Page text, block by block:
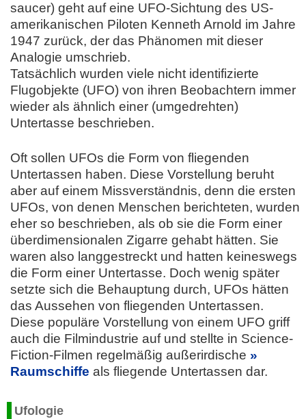
saucer) geht auf eine UFO-Sichtung des US-
amerikanischen Piloten Kenneth Arnold im Jahre
1947 zurück, der das Phänomen mit dieser
Analogie umschrieb.
Tatsächlich wurden viele nicht identifizierte
Flugobjekte (UFO) von ihren Beobachtern immer
wieder als ähnlich einer (umgedrehten)
Untertasse beschrieben.
Oft sollen UFOs die Form von fliegenden
Untertassen haben. Diese Vorstellung beruht
aber auf einem Missverständnis, denn die ersten
UFOs, von denen Menschen berichteten, wurden
eher so beschrieben, als ob sie die Form einer
überdimensionalen Zigarre gehabt hätten. Sie
waren also langgestreckt und hatten keineswegs
die Form einer Untertasse. Doch wenig später
setzte sich die Behauptung durch, UFOs hätten
das Aussehen von fliegenden Untertassen.
Diese populäre Vorstellung von einem UFO griff
auch die Filmindustrie auf und stellte in Science-
Fiction-Filmen regelmäßig außerirdische
Raumschiffe als fliegende Untertassen dar.
Ufologie